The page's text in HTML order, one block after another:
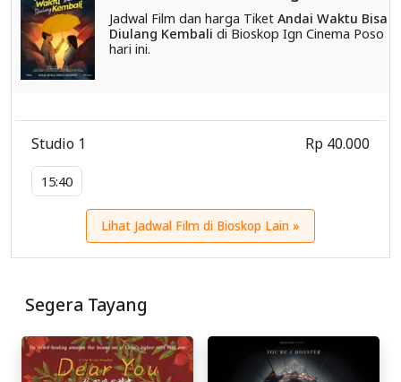
Jadwal Film dan harga Tiket Andai Waktu Bisa
Diulang Kembali di Bioskop Ign Cinema Poso
hari ini.
Studio 1
15:40
Rp 40.000
Lihat Jadwal Film di Bioskop Lain »
Segera Tayang